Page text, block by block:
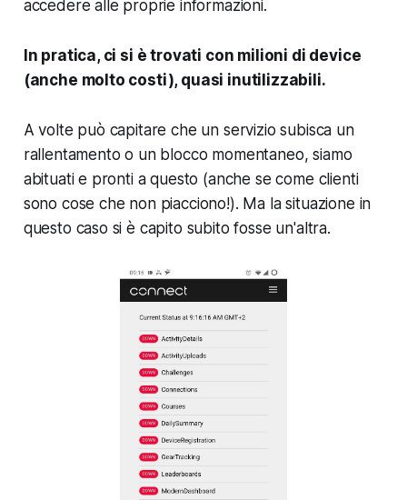
accedere alle proprie informazioni.
In pratica, ci si è trovati con milioni di device
(anche molto costi), quasi inutilizzabili.
A volte può capitare che un servizio subisca un
rallentamento o un blocco momentaneo, siamo
abituati e pronti a questo (anche se come clienti
sono cose che non piacciono!). Ma la situazione in
questo caso si è capito subito fosse un'altra.